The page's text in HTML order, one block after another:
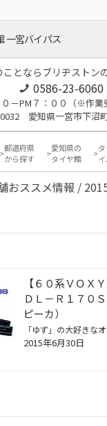
一宮バイパス
ことならブリヂストン
0586-23-6060
－PM７：００（※作業
愛知県一宮市下沼
都道府県
から探す
愛知県の
タイヤ館
おススメ情報 /
【６０系ＶＯＸ
ＤＬ－Ｒ１７０
ピーカ）
2015年6月30日